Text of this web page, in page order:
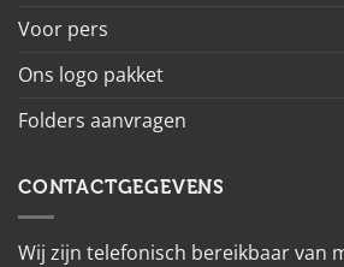
Voor pers
Ons logo pakket
Folders aanvragen
CONTACTGEGEVENS
Wij zijn telefonisch bereikbaar van